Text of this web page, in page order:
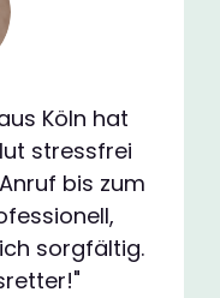
Köln hat
stressfrei
bis zum
sorgfältig.